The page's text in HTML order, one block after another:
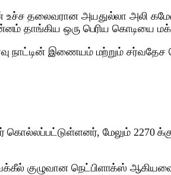
தலைவரான அயதுல்லா அலி
தாங்கிய ஒரு பெரிய கொடியை
நாட்டின் இணையம் மற்றும்
கொல்லப்பட்டுள்ளனர், மேலும்
குழுவான நெட்பிளாக்ஸ்